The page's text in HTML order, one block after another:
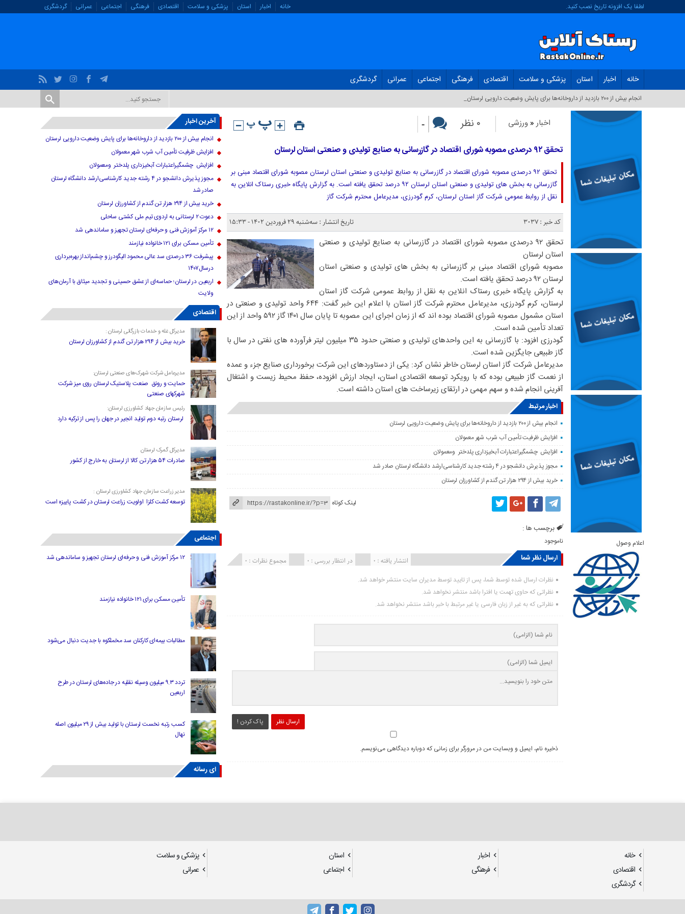
لطفا یک افزونه تاریخ نصب کنید. خانه اخبار استان پزشکی و سلامت اقتصادی فرهنگی اجتماعی عمرانی گردشگری
خانه اخبار استان پزشکی و سلامت اقتصادی فرهنگی اجتماعی عمرانی گردشگری
انجام بیش از ۲۰۰ بازدید از داروخانه‌ها برای پایش وضعیت دارویی لرستان_
اخبار «ورزشی ۰ نظر -
تحقق ۹۲ درصدی مصوبه شورای اقتصاد در گازرسانی به صنایع تولیدی و صنعتی استان لرستان
تحقق ۹۲ درصدی مصوبه شورای اقتصاد در گازرسانی به صنایع تولیدی و صنعتی استان لرستان مصوبه شورای اقتصاد مبنی بر
گازرسانی به بخش های تولیدی و صنعتی استان لرستان ۹۲ درصد تحقق یافته است. به گزارش پایگاه خبری رستاک انلاین به
نقل از روابط عمومی شرکت گاز استان لرستان، کرم گودرزی، مدیرعامل محترم شرکت گاز
کد خبر : 3037 تاریخ انتشار : سه‌شنبه ۲۹ فروردین ۱۴۰۲ - ۱۵:۳۳
تحقق ۹۲ درصدی مصوبه شورای اقتصاد در گازرسانی به صنایع تولیدی و صنعتی
استان لرستان
مصوبه شورای اقتصاد مبنی بر گازرسانی به بخش های تولیدی و صنعتی استان
لرستان ۹۲ درصد تحقق یافته است.
به گزارش پایگاه خبری رستاک انلاین به نقل از روابط عمومی شرکت گاز استان
لرستان، کرم گودرزی، مدیرعامل محترم شرکت گاز استان با اعلام این خبر گفت: ۶۴۴ واحد تولیدی و صنعتی در
استان مشمول مصوبه شورای اقتصاد بوده اند که از زمان اجرای این مصوبه تا پایان سال ۱۴۰۱ گاز ۵۹۲ واحد از این
تعداد تأمین شده است.
گودرزی افزود: با گازرسانی به این واحدهای تولیدی و صنعتی حدود ۳۵ میلیون لیتر فرآورده های نفتی در سال با
گاز طبیعی جایگزین شده است.
مدیرعامل شرکت گاز استان لرستان خاطر نشان کرد: یکی از دستاوردهای این شرکت برخورداری صنایع جزء و عمده
از نعمت گاز طبیعی بوده که با رویکرد توسعه اقتصادی استان، ایجاد ارزش افزوده، حفظ محیط زیست و اشتغال
آفرینی انجام شده و سهم مهمی در ارتقای زیرساخت های استان داشته است.
اخبار مرتبط
انجام بیش از ۲۰۰ بازدید از داروخانه‌ها برای پایش وضعیت دارویی لرستان
افزایش ظرفیت تأمین آب شرب شهر معمولان
افزایش چشمگیراعتبارات آبخیزداری پلدختر ومعمولان
مجوز پذیرش دانشجو در ۴ رشته جدید کارشناسی‌ارشد دانشگاه لرستان صادر شد
خرید بیش از ۲۹۴ هزار تن گندم از کشاورزان لرستان
لینک کوتاه
برچسب ها :
ناموجود
ارسال نظر شما مجموع نظرات : 0 در انتظار بررسی : 0 انتشار یافته : ۰
نظرات ارسال شده توسط شما، پس از تایید توسط مدیران سایت منتشر خواهد شد.
نظراتی که حاوی تهمت یا افترا باشد منتشر نخواهد شد.
نظراتی که به غیر از زبان فارسی یا غیر مرتبط با خبر باشد منتشر نخواهد شد.
ارسال نظر پاک کردن !
ذخیره نام، ایمیل و وبسایت من در مرورگر برای زمانی که دوباره دیدگاهی می‌نویسم.
اعلام وصول
آخرین اخبار
انجام بیش از ۲۰۰ بازدید از داروخانه‌ها برای پایش وضعیت دارویی لرستان
افزایش ظرفیت تأمین آب شرب شهر معمولان
افزایش چشمگیراعتبارات آبخیزداری پلدختر ومعمولان
مجوز پذیرش دانشجو در ۴ رشته جدید کارشناسی‌ارشد دانشگاه لرستان
صادر شد
خرید بیش از ۲۹۴ هزار تن گندم از کشاورزان لرستان
دعوت ۲ لرستانی به اردوی تیم ملی کشتی ساحلی
۱۲ مرکز آموزش فنی و حرفه‌ای لرستان تجهیز و ساماندهی شد
تأمین مسکن برای ۱۲۱ خانواده نیازمند
پیشرفت ۳۶ درصدی سد عالی محمود الیگودرز و چشم‌انداز بهره‌برداری
درسال۱۴۰۷
اربعین در لرستان؛ حماسه‌ای از عشق حسینی و تجدید میثاق با آرمان‌های
ولایت
اقتصادی
مدیرکل غله و خدمات بازرگانی لرستان :
خرید بیش از ۲۹۴ هزار تن گندم از کشاورزان لرستان
مدیرعامل شرکت شهرک‌های صنعتی لرستان:
حمایت و رونق صنعت پلاستیک لرستان روی میز شرکت
شهرکهای صنعتی
رئیس سازمان جهاد کشاورزی لرستان:
لرستان رتبه دوم تولید انجیر در جهان را پس از ترکیه دارد
مدیرکل گمرک لرستان
صادرات ۵۴ هزار تن کالا از لرستان به خارج از کشور
مدیر زراعت سازمان جهاد کشاورزی لرستان :
توسعه کشت کلزا اولویت زراعت لرستان در کشت پاییزه است
اجتماعی
۱۲ مرکز آموزش فنی و حرفه‌ای لرستان تجهیز و ساماندهی شد
تأمین مسکن برای ۱۲۱ خانواده نیازمند
مطالبات بیمه‌ای کارکنان سد مخملکوه با جدیت دنبال می‌شود
تردد ۹.۳ میلیون وسیله نقلیه در جاده‌های لرستان در طرح
اربعین
کسب رتبه نخست لرستان با تولید بیش از ۲۹ میلیون اصله
نهال
ای رسانه
خانه اخبار استان
پزشکی و سلامت
اقتصادی
فرهنگی اجتماعی
عمرانی
گردشگری